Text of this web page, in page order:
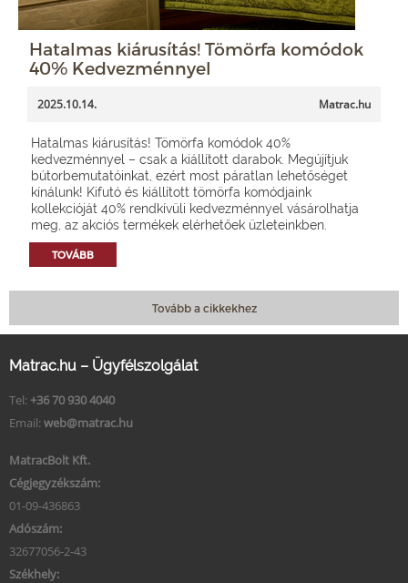
Hatalmas kiárusítás! Tömörfa komódok
40% Kedvezménnyel
2025.10.14. Matrac.hu
Hatalmas kiárusítás! Tömörfa komódok 40%
kedvezménnyel – csak a kiállított darabok. Megújítjuk
bútorbemutatóinkat, ezért most páratlan lehetőséget
kínálunk! Kifutó és kiállított tömörfa komódjaink
kollekcióját 40% rendkívüli kedvezménnyel vásárolhatja
meg, az akciós termékek elérhetőek üzleteinkben.
TOVÁBB
Tovább a cikkekhez
Matrac.hu – Ügyfélszolgálat
Tel: +36 70 930 4040
Email: web@matrac.hu
MatracBolt Kft.
Cégjegyzékszám:
01-09-436863
Adószám:
32677056-2-43
Székhely: